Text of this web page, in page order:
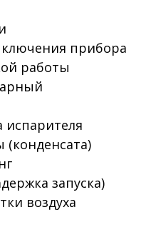
прибора
работы
испарителя
(конденсата)
запуска)
воздуха